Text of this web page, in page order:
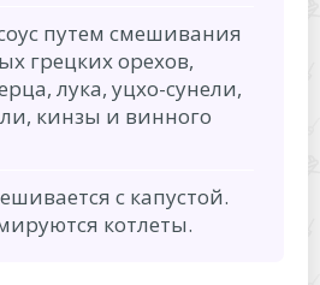
путем смешивания
грецких орехов,
лука, уцхо-сунели,
кинзы и винного
с капустой.
котлеты.